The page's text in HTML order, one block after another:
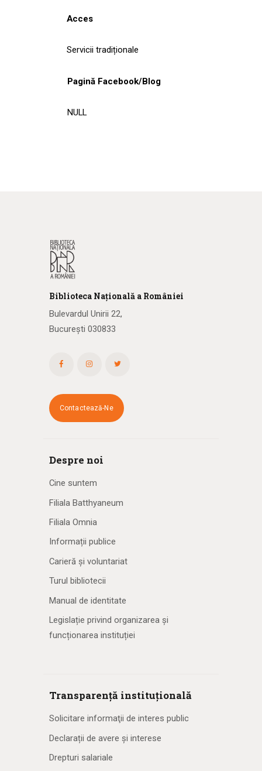
Acces
Servicii tradiționale
Pagină Facebook/Blog
NULL
Biblioteca Națională a României
Bulevardul Unirii 22,
București 030833
Contactează-Ne
Despre noi
Cine suntem
Filiala Batthyaneum
Filiala Omnia
Informații publice
Carieră și voluntariat
Turul bibliotecii
Manual de identitate
Legislație privind organizarea și
funcționarea instituției
Transparență instituțională
Solicitare informaţii de interes public
Declarații de avere și interese
Drepturi salariale